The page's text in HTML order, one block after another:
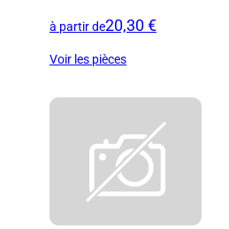
à partir de20,30 €
Voir les pièces